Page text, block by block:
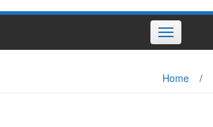
Toggle
navigation
Home /